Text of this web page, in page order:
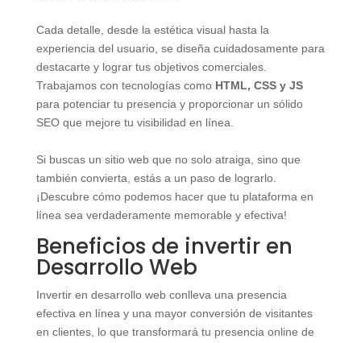
Cada detalle, desde la estética visual hasta la
experiencia del usuario, se diseña cuidadosamente para
destacarte y lograr tus objetivos comerciales.
Trabajamos con tecnologías como HTML, CSS y JS
para potenciar tu presencia y proporcionar un sólido
SEO que mejore tu visibilidad en línea.
Si buscas un sitio web que no solo atraiga, sino que
también convierta, estás a un paso de lograrlo.
¡Descubre cómo podemos hacer que tu plataforma en
línea sea verdaderamente memorable y efectiva!
Beneficios de invertir en
Desarrollo Web
Invertir en desarrollo web conlleva una presencia
efectiva en línea y una mayor conversión de visitantes
en clientes, lo que transformará tu presencia online de